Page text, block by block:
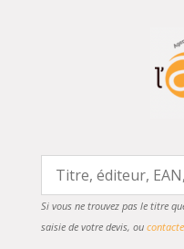
Si vous ne trouvez pas le titre
saisie de votre devis, ou